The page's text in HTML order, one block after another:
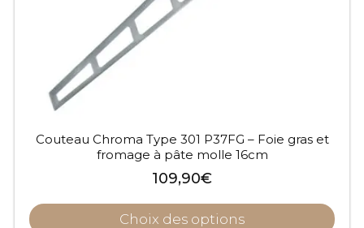
Couteau Chroma Type 301 P37FG – Foie gras et
fromage à pâte molle 16cm
109,90€
Choix des options